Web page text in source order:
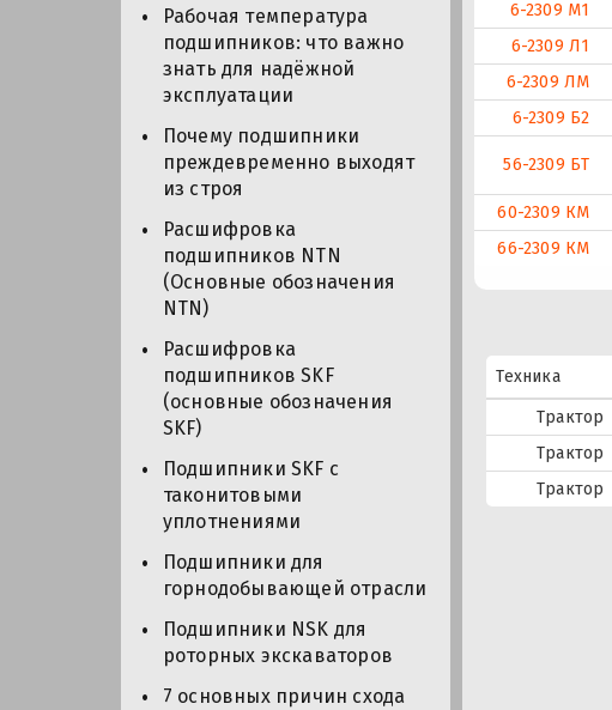
Рабочая температура
подшипников: что важно
знать для надёжной
эксплуатации
Почему подшипники
преждевременно выходят
из строя
Расшифровка
подшипников NTN
(Основные обозначения
NTN)
Расшифровка
подшипников SKF
(основные обозначения
SKF)
Подшипники SKF с
таконитовыми
уплотнениями
Подшипники для
горнодобывающей отрасли
Подшипники NSK для
роторных экскаваторов
7 основных причин схода
6-2309 М1
6-2309 Л1
6-2309 ЛМ
6-2309 Б2
56-2309 БТ
60-2309 КМ
66-2309 КМ
Техника
Трактор
Трактор
Трактор